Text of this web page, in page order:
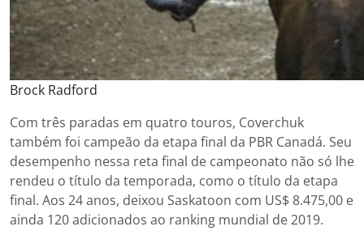
Brock Radford
Com três paradas em quatro touros, Coverchuk
também foi campeão da etapa final da PBR Canadá. Seu
desempenho nessa reta final de campeonato não só lhe
rendeu o título da temporada, como o título da etapa
final. Aos 24 anos, deixou Saskatoon com US$ 8.475,00 e
ainda 120 adicionados ao ranking mundial de 2019.